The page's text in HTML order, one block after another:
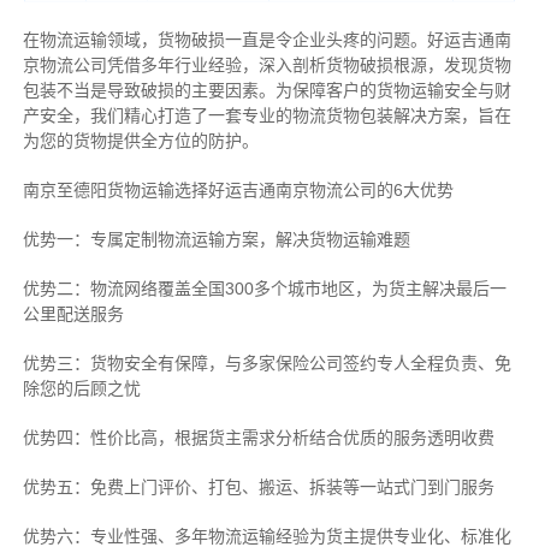
在物流运输领域，货物破损一直是令企业头疼的问题。好运吉通南
京物流公司凭借多年行业经验，深入剖析货物破损根源，发现货物
包装不当是导致破损的主要因素。为保障客户的货物运输安全与财
产安全，我们精心打造了一套专业的物流货物包装解决方案，旨在
为您的货物提供全方位的防护。
南京至德阳货物运输选择好运吉通南京物流公司的6大优势
优势一：专属定制物流运输方案，解决货物运输难题
优势二：物流网络覆盖全国300多个城市地区，为货主解决最后一
公里配送服务
优势三：货物安全有保障，与多家保险公司签约专人全程负责、免
除您的后顾之忧
优势四：性价比高，根据货主需求分析结合优质的服务透明收费
优势五：免费上门评价、打包、搬运、拆装等一站式门到门服务
优势六：专业性强、多年物流运输经验为货主提供专业化、标准化